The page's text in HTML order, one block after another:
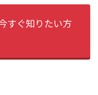
すぐ知りたい方